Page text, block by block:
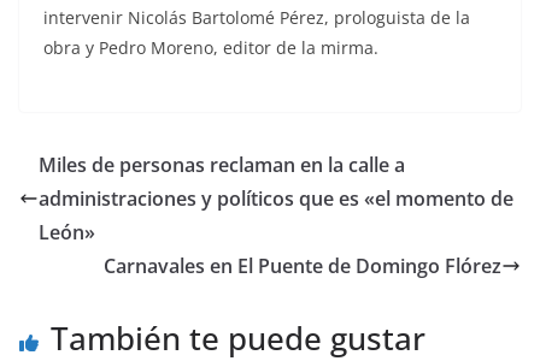
intervenir Nicolás Bartolomé Pérez, prologuista de la
obra y Pedro Moreno, editor de la mirma.
Miles de personas reclaman en la calle a
administraciones y políticos que es «el momento de
León»
Carnavales en El Puente de Domingo Flórez
También te puede gustar